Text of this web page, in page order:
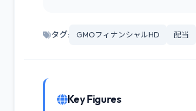
タグ: GMOフィナンシャルHD 配当
Key Figures